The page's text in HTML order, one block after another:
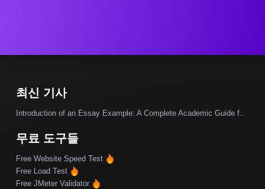
최신 기사
Introduction of an Essay Example: A Complete Academic Guide f..
무료 도구들
Free Website Speed Test
Free Load Test
Free JMeter Validator